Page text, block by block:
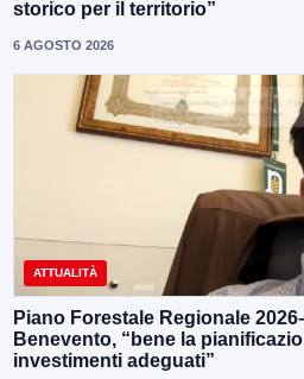
storico per il territorio”
6 AGOSTO 2026
ATTUALITÀ
Piano Forestale Regionale
Benevento, “bene la
investimenti adeguati”